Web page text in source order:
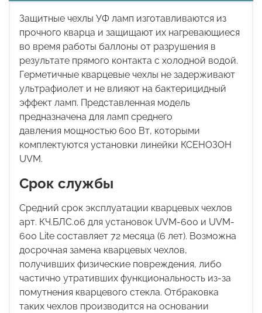
Защитные чехлы УФ ламп изготавливаются из
прочного кварца и защищают их нагревающиеся
во время работы баллоны от разрушения в
результате прямого контакта с холодной водой.
Герметичные кварцевые чехлы не задерживают
ультрафиолет и не влияют на бактерицидный
эффект ламп. Представленная модель
предназначена для ламп среднего
давления мощностью 600 Вт, которыми
комплектуются установки линейки КСЕНОЗОН
UVM.
Срок службы
Средний срок эксплуатации кварцевых чехлов
арт. КЧ.БЛС.06 для установок UVM-600 и UVM-
600 Lite составляет 72 месяца (6 лет). Возможна
досрочная замена кварцевых чехлов,
получивших физические повреждения, либо
частично утративших функциональность из-за
помутнения кварцевого стекла. Отбраковка
таких чехлов производится на основании